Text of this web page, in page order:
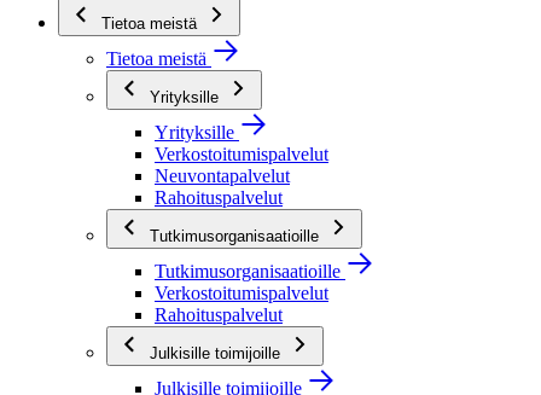
Tietoa meistä
Tietoa meistä
Yrityksille
Yrityksille
Verkostoitumispalvelut
Neuvontapalvelut
Rahoituspalvelut
Tutkimusorganisaatioille
Tutkimusorganisaatioille
Verkostoitumispalvelut
Rahoituspalvelut
Julkisille toimijoille
Julkisille toimijoille